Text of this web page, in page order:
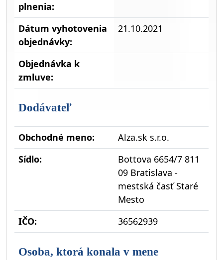
plnenia:
Dátum vyhotovenia
objednávky:
21.10.2021
Objednávka k
zmluve:
Dodávateľ
Obchodné meno:
Alza.sk s.r.o.
Sídlo:
Bottova 6654/7 811
09 Bratislava -
mestská časť Staré
Mesto
IČO:
36562939
Osoba, ktorá konala v mene